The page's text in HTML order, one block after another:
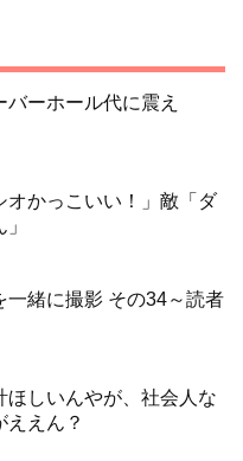
バーホール代に震え
オかっこいい！」敵「ダ
一緒に撮影 その34～読者
ほしいんやが、社会人な
ええん？